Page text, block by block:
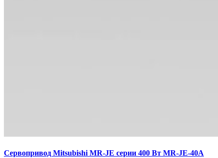
Сервопривод Mitsubishi MR-JE серии 400 Вт MR-JE-40A